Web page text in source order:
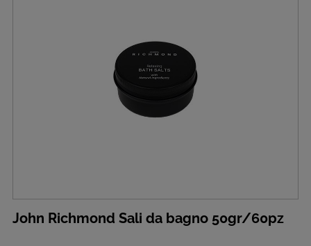
John Richmond Sali da bagno 50gr/60pz